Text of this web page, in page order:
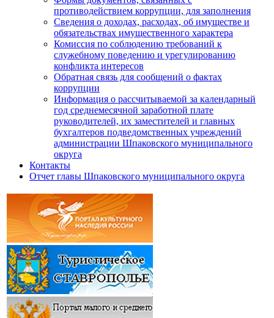
противодействием коррупции, для заполнения
Сведения о доходах, расходах, об имуществе и
обязательствах имущественного характера
Комиссия по соблюдению требований к
служебному поведению и урегулированию
конфликта интересов
Обратная связь для сообщений о фактах
коррупции
Информация о рассчитываемой за календарный
год среднемесячной заработной плате
руководителей, их заместителей и главных
бухгалтеров подведомственных учреждений
администрации Шпаковского муниципального
округа
Контакты
Отчет главы Шпаковского муниципального округа